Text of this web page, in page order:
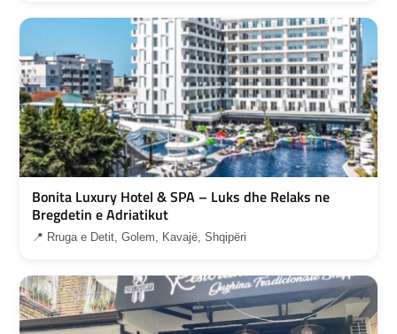
Bonita Luxury Hotel & SPA – Luks dhe Relaks ne
Bregdetin e Adriatikut
📍 Rruga e Detit, Golem, Kavajë, Shqipëri